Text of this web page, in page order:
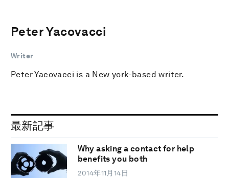
Peter Yacovacci
Writer
Peter Yacovacci is a New york-based writer.
最新記事
Why asking a contact for help
benefits you both
2014年11月14日